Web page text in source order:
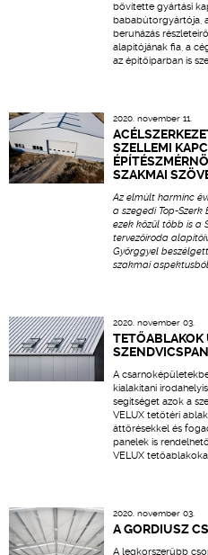
bővítette gyártási
bababútorgyártója,
beruházás
alapítójának fia, a
az építőiparban is
2020. november 11.
SZELLEMI
SZAKMAI
Az elmúlt harminc
a szegedi Top-
ezek közül több is a
tervezőiroda
Györggyel
szakmai
2020. november 03.
TETŐABLAKOK
A
kialakítani
segítséget azok a
VELUX tetőtéri
áttörésekkel és
panelek is
VELUX
2020. november 03.
A GORDIUSZ
A legkorszerűbb